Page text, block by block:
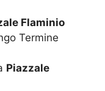
Flaminio
Termine
Piazzale